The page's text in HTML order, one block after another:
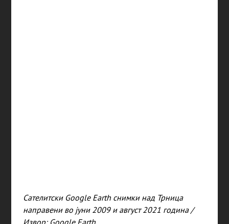
Сателитски Google Earth снимки над Трница
направени во јуни 2009 и август 2021 година /
Извор: Google Earth